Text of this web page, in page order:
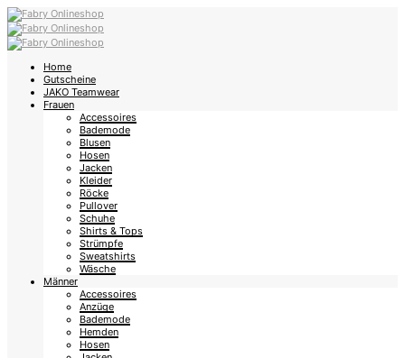
Home
Gutscheine
JAKO Teamwear
Frauen
Accessoires
Bademode
Blusen
Hosen
Jacken
Kleider
Röcke
Pullover
Schuhe
Shirts & Tops
Strümpfe
Sweatshirts
Wäsche
Männer
Accessoires
Anzüge
Bademode
Hemden
Hosen